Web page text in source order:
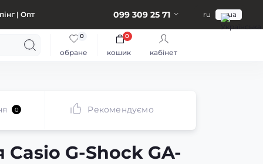
| Опт 099 309 25 71 ru ua
обране
0
кошик
0
кабінет
0 Рекомендуємо
Casio G-Shock GA-